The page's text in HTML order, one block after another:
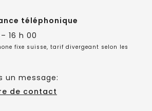
téléphonique
16 h 00
fixe suisse, tarif divergeant selon les
un message:
de contact